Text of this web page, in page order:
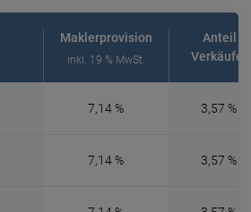
Maklerprovision
inkl. 19 % MwSt.
Anteil
Verkäufer
7,14 % 3,57 %
7,14 % 3,57 %